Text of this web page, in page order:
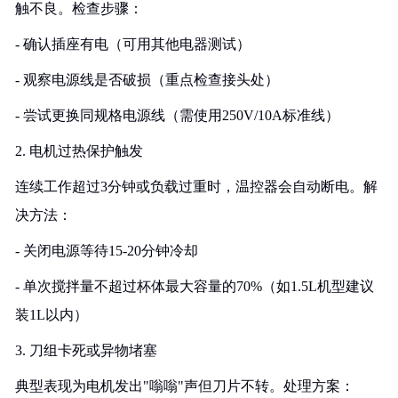
触不良。检查步骤：
- 确认插座有电（可用其他电器测试）
- 观察电源线是否破损（重点检查接头处）
- 尝试更换同规格电源线（需使用250V/10A标准线）
2. 电机过热保护触发
连续工作超过3分钟或负载过重时，温控器会自动断电。解
决方法：
- 关闭电源等待15-20分钟冷却
- 单次搅拌量不超过杯体最大容量的70%（如1.5L机型建议
装1L以内）
3. 刀组卡死或异物堵塞
典型表现为电机发出"嗡嗡"声但刀片不转。处理方案：